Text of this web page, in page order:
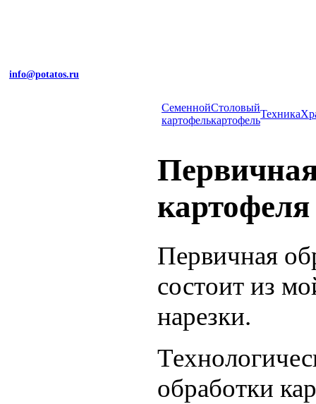
info@potatos.ru
Cеменной
картофель
Столовый
картофель
Техника
картофеля
Первичная
состоит из
нарезки.
обработки